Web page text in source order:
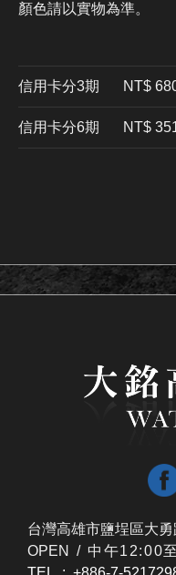
顏色請以實物為準。
信用卡分3期 ​NT$
信用卡分6期 NT$
台灣高雄市鹽埕區大
OPEN / 中午12:00